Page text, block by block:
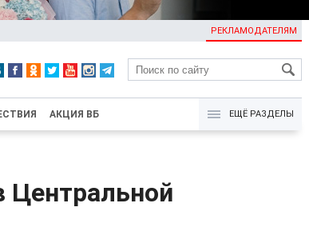
РЕКЛАМОДАТЕЛЯМ
KG
АКЦИЯ ВБ ЕЩЁ РАЗДЕЛЫ
Центральной